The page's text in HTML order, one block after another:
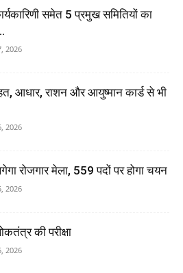
समेत 5 प्रमुख समितियों का
2026
आधार, राशन और आयुष्मान कार्ड से भी
2026
रोजगार मेला, 559 पदों पर होगा चयन
2026
की परीक्षा
2026